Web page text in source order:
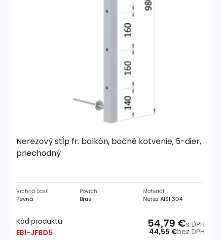
Nerezový stĺp fr. balkón, bočné kotvenie, 5-dier,
priechodný
Vrchná časť
Pevná
Povrch
Brus
Materiál
Nerez AISI 304
Kód produktu
EB1-JFBD5
44,55 €bez DPH
54,79 €s DPH